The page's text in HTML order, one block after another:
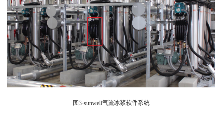
图3-sunwell气流冰浆软件系统